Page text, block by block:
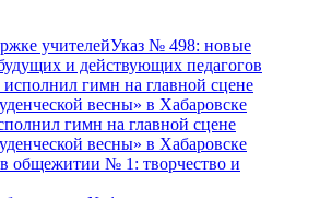
Указ № 498: новые
и действующих педагогов
гимн на главной сцене
весны» в Хабаровске